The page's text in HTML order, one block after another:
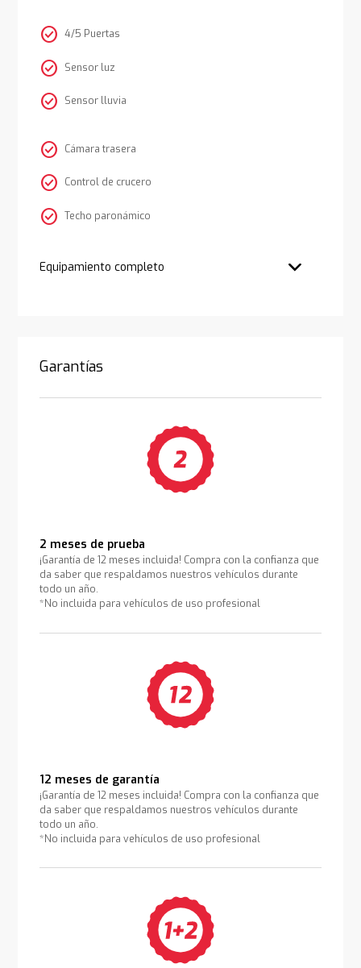
check_circle 4/5 Puertas
check_circle Sensor luz
check_circle Sensor lluvia
check_circle Cámara trasera
check_circle Control de crucero
check_circle Techo paronámico
Equipamiento completo
Garantías
2 meses de prueba
¡Garantía de 12 meses incluida! Compra con la confianza que
da saber que respaldamos nuestros vehículos durante
todo un año.
*No incluida para vehículos de uso profesional
12 meses de garantía
¡Garantía de 12 meses incluida! Compra con la confianza que
da saber que respaldamos nuestros vehículos durante
todo un año.
*No incluida para vehículos de uso profesional